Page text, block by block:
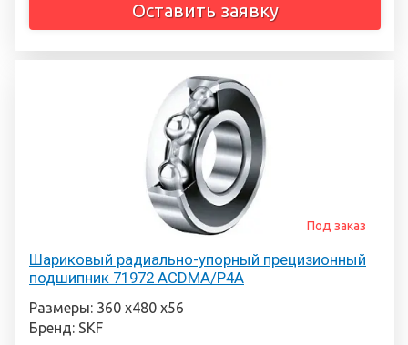
Оставить заявку
Шариковый радиально-упорный прецизионный
подшипник 71972 ACDMA/P4A
Под заказ
Размеры: 360 х480 х56
Бренд: SKF